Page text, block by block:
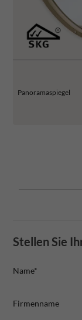
Panoramaspiegel
Stellen Sie
Name*
Firmenname